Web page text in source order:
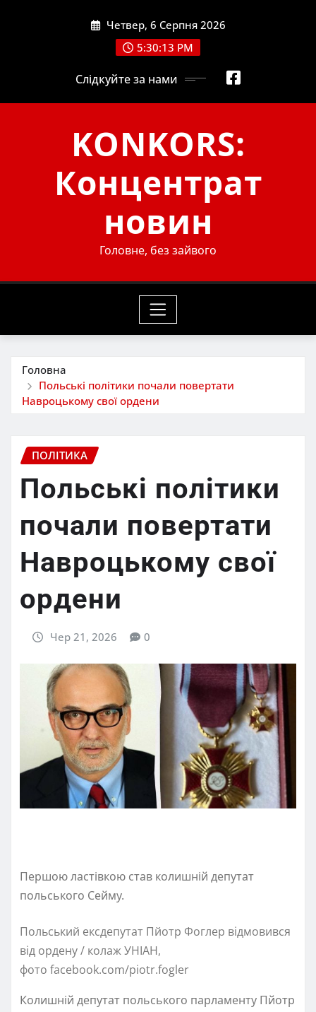
Четвер, 6 Серпня 2026
5:30:14 PM
Слідкуйте за нами
KONKORS:
Концентрат
новин
Головне, без зайвого
Головна
Польські політики почали повертати
Навроцькому свої ордени
ПОЛІТИКА
Польські політики
почали повертати
Навроцькому свої
ордени
Чер 21, 2026 0
Першою ластівкою став колишній депутат
польського Сейму.
Польський ексдепутат Пйотр Фоглер відмовився
від ордену / колаж УНІАН,
фото facebook.com/piotr.fogler
Колишній депутат польського парламенту Пйотр